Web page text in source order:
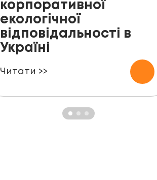
корпоративної
екологічної
відповідальності в
Україні
Читати >>